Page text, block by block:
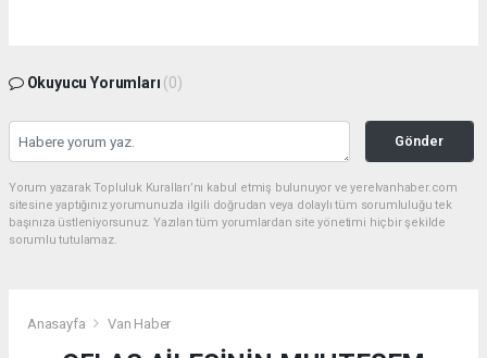
Okuyucu Yorumları (0)
Gönder
Yorum yazarak Topluluk Kuralları’nı kabul etmiş bulunuyor ve yerelvanhaber.com
sitesine yaptığınız yorumunuzla ilgili doğrudan veya dolaylı tüm sorumluluğu tek
başınıza üstleniyorsunuz. Yazılan tüm yorumlardan site yönetimi hiçbir şekilde
sorumlu tutulamaz.
Anasayfa Van Haber